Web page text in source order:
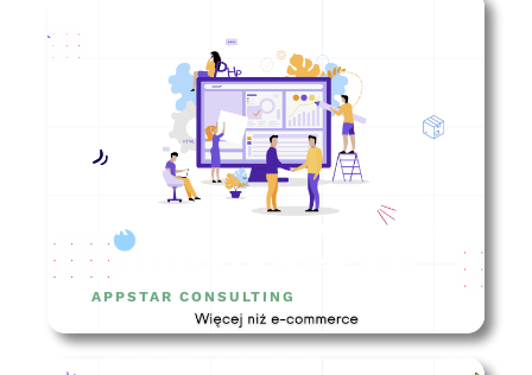
Jak wybrać agencję marketingową
do współpracy w biznesie online?
APPSTAR CONSULTING